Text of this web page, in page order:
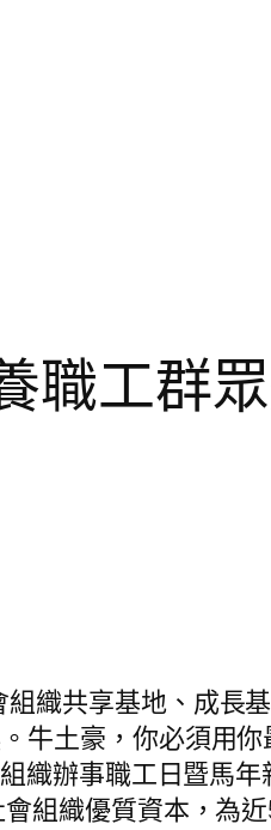
職工群眾
織共享基地、成長
牛土豪，你必須用你
織辦事職工日暨馬年
組織優質資本，為